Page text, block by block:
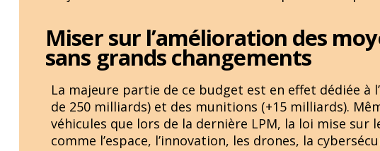
k
Miser sur l’amélioration des
sans grands changements
La majeure partie de ce budget est en effet dédiée à
de 250 milliards) et des munitions (+15 milliards).
véhicules que lors de la dernière LPM, la loi mise sur
comme l’espace, l’innovation, les drones, la